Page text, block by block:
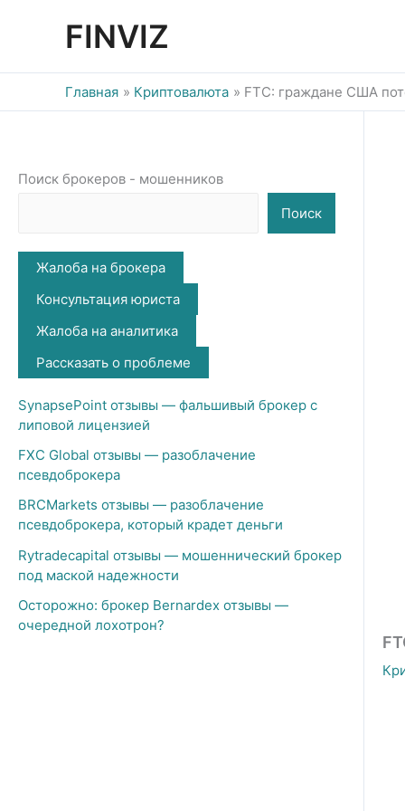
FINVIZ
Главная Криптовалюта FTC: граждане США
Поиск брокеров - мошенников
Поиск
Жалоба на брокера
Консультация юриста
Жалоба на аналитика
Рассказать о проблеме
SynapsePoint отзывы — фальшивый брокер с
липовой лицензией
FXC Global отзывы — разоблачение
псевдоброкера
BRCMarkets отзывы — разоблачение
псевдоброкера, который крадет деньги
Rytradecapital отзывы — мошеннический брокер
под маской надежности
Осторожно: брокер Bernardex отзывы —
очередной лохотрон?